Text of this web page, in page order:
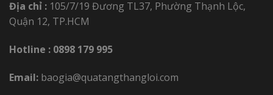
Địa chỉ : 105/7/19 Đương TL37, Phường Thạnh Lộc,
Quận 12, TP.HCM
Hotline : 0898 179 995
Email: baogia@quatangthangloi.com